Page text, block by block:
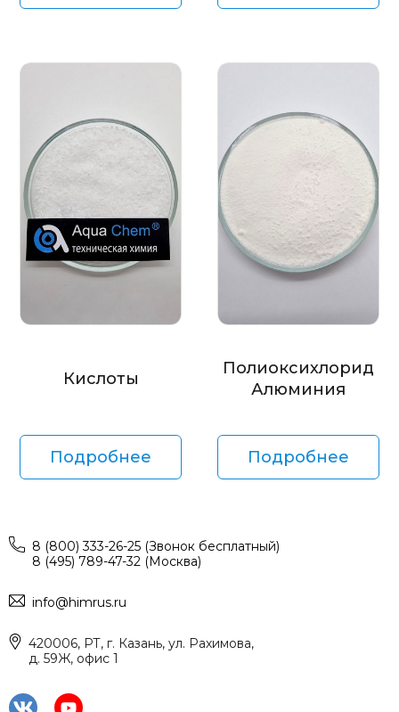
Кислоты
Подробнее
Полиоксихлорид
Алюминия
Подробнее
8 (800) 333-26-25 (Звонок бесплатный)
8 (495) 789-47-32 (Москва)
info@himrus.ru
420006, РТ, г. Казань, ул. Рахимова,
д. 59Ж, офис 1